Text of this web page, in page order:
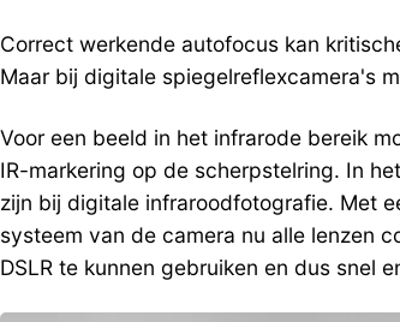
Correct werkende autofocus kan
Maar bij digitale spiegelreflexcamera's
Voor een beeld in het infrarode bereik
IR-markering op de scherpstelring. In
zijn bij digitale infraroodfotografie. Met
systeem van de camera nu alle lenzen
DSLR te kunnen gebruiken en dus snel